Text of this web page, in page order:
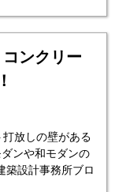
ンクリー
放しの壁がある
ンや和モダンの
築設計事務所ブロ